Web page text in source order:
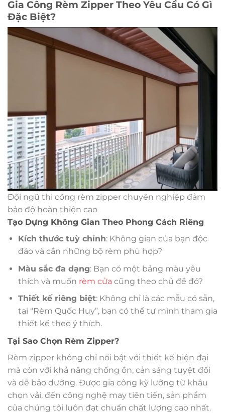
Gia Công Rèm Zipper Theo Yêu Cầu Có Gì
Đặc Biệt?
Đội ngũ thi công rèm zipper chuyên nghiệp đảm
bảo độ hoàn thiện cao
Tạo Dựng Không Gian Theo Phong Cách Riêng
Kích thước tuỳ chỉnh: Không gian của bạn độc
đáo và cần những bộ rèm phù hợp?
Màu sắc đa dạng: Bạn có một bảng màu yêu
thích và muốn rèm cửa cũng theo chủ đề đó?
Thiết kế riêng biệt: Không chỉ là các mẫu có sẵn,
tại “Rèm Quốc Huy”, bạn có thể tự mình tham gia
thiết kế theo ý thích.
Tại Sao Chọn Rèm Zipper?
Rèm zipper không chỉ nổi bật với thiết kế hiện đại
mà còn với khả năng chống ồn, cản sáng tuyệt đối
và dễ bảo dưỡng. Được gia công kỹ lưỡng từ khâu
chọn vải, đến công nghệ may tiên tiến, sản phẩm
của chúng tôi luôn đạt chuẩn chất lượng cao nhất.